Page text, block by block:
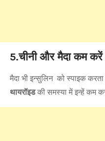
5.चीनी और मैदा कम
मैदा भी इन्सुलिन को स्पाइक
थायरॉइडकी समस्या में इन्हें कम